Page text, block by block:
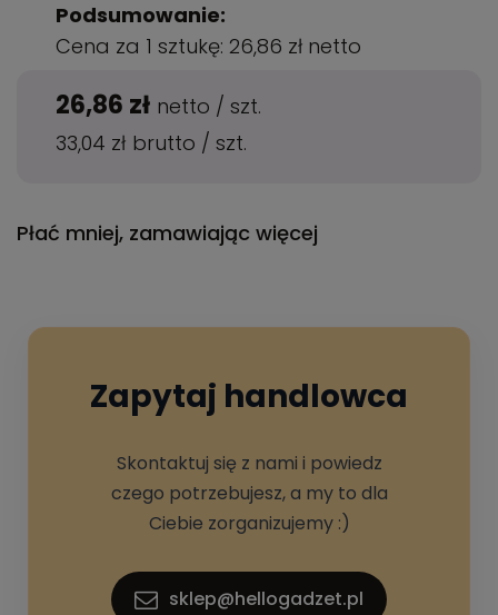
Podsumowanie:
Cena za 1 sztukę: 26,86 zł netto
26,86 zł netto / szt.
33,04 zł brutto / szt.
Płać mniej, zamawiając więcej
Zapytaj handlowca
Skontaktuj się z nami i powiedz
czego potrzebujesz, a my to dla
Ciebie zorganizujemy :)
sklep@hellogadzet.pl